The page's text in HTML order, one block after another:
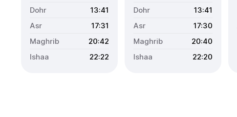
13:41
17:31
20:42
22:22
13:41
17:30
20:40
22:20